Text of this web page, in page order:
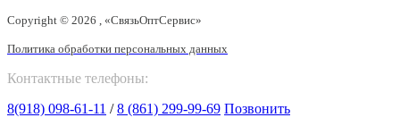
Copyright © 2026 , «СвязьОптСервис»
Политика обработки персональных данных
Контактные телефоны:
8(918) 098-61-11 /8 (861) 299-99-69 Позвонить